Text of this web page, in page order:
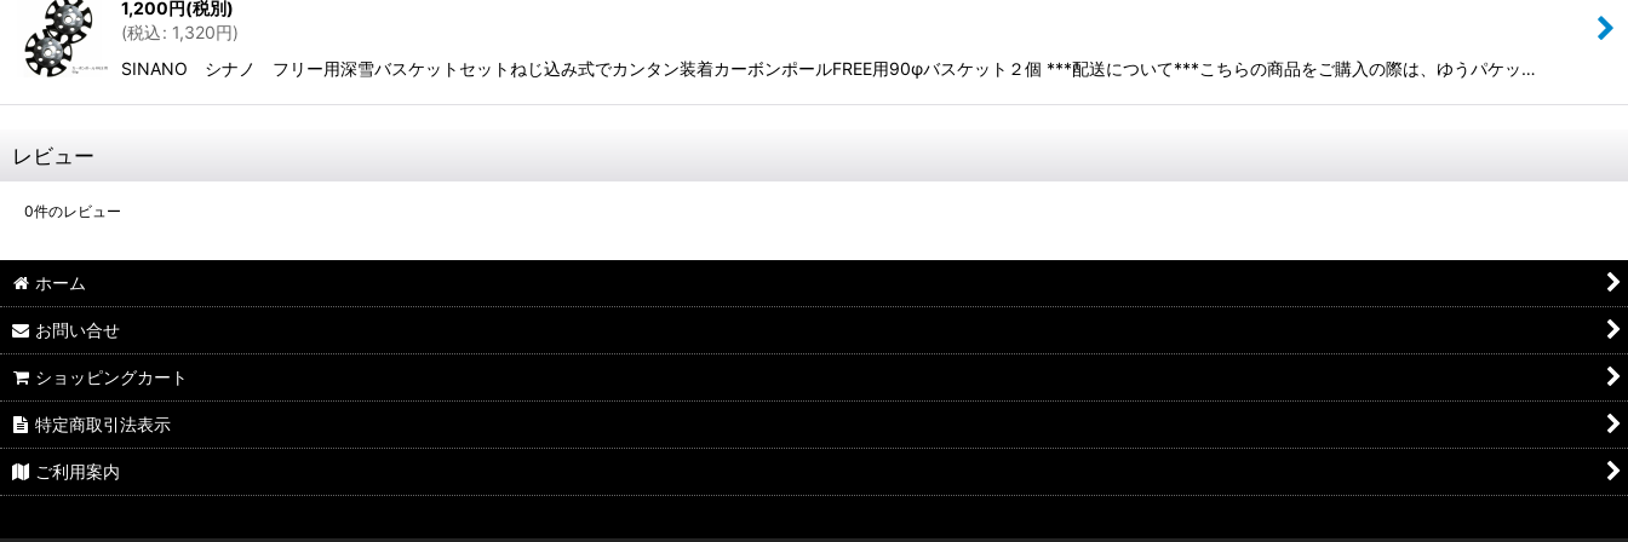
1,200円(税別)
(税込: 1,320円)
SINANO シナノ フリー用深雪バスケットセットねじ込み式でカンタン装着カーボンポールFREE用90φバスケット２個 ***配送について***こちらの商品をご購入の際は、ゆうパケッ…
レビュー
0件のレビュー
ホーム
お問い合せ
ショッピングカート
特定商取引法表示
ご利用案内